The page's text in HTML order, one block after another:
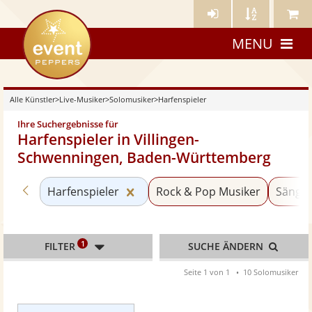
Künstler- Künstler Meine
eventpeppers
MENU
Alle Künstler>Live-Musiker>Solomusiker>Harfenspieler
Ihre Suchergebnisse für
Harfenspieler in Villingen-
Schwenningen, Baden-Württemberg
Zurück zu «Solomusiker»
Harfenspieler Kategorie «Harfenspieler»
Rock & Pop Musiker
FILTER 1 SUCHE ÄNDERN
Seite 1 von 1 10 Solomusiker